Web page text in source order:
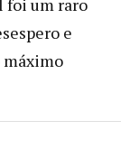
foi um raro
e
máximo